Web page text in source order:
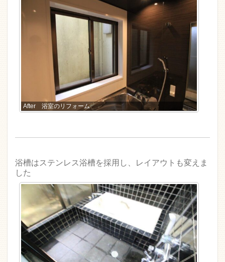
After 浴室のリフォーム
浴槽はステンレス浴槽を採用し、レイアウトも変えま
した